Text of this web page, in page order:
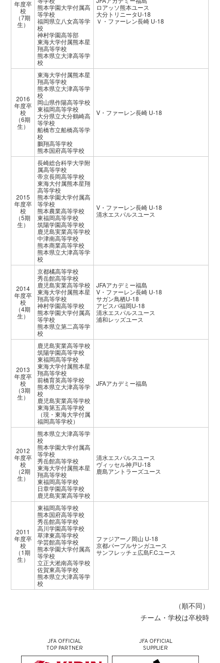
年度卒
校
（7期
生）
熊本学園大学付属高
等学校
福岡県立八女高等学
校
神村学園高等部
東海大学付属熊本星
翔高等学校
熊本県立大津高等学
校
ロアッソ熊本ユース
大分トリニータU-18
Ｖ・ファーレン長崎 U-18
2016
年度卒
校
（6期
生）
東海大学付属熊本星
翔高等学校
熊本県立大津高等学
校
岡山県作陽高等学校
東福岡高等学校
大分県立大分鶴崎高
等学校
船橋市立船橋高等学
校
鵬翔高等学校
熊本国府高等学校
V・ファーレン長崎 U-18
2015
年度卒
校
（5期
生）
長崎総合科学大学附
属高等学校
帝京長岡高等学校
東海大付属熊本星翔
高等学校
熊本学園大学付属高
等学校
熊本農業高等学校
東福岡高等学校
筑陽学園高等学校
鹿児島実業高等学校
中津南高等学校
熊本商業高等学校
熊本県立大津高等学
校
V・ファーレン長崎 U-18
清水エスパルスユース
2014
年度卒
校
（4期
生）
京都橘高等学校
秀岳館高等学校
鹿児島実業高等学校
東海大学付属熊本星
翔高等学校
神村学園高等学校
熊本学園大学付属高
等学校
熊本県立第二高等学
校
JFAアカデミー福島
V・ファーレン長崎 U-18
サガン鳥栖U-18
アビスパ福岡U-18
清水エスパルスユース
浦和レッズユース
2013
年度卒
校
（3期
生）
鹿児島実業高等学校
筑陽学園高等学校
東福岡高等学校
東海大学付属熊本星
翔高等学校
前橋育英高等学校
熊本県立大津高等学
校
鹿児島実業高等学校
東海第五高等学校
（現・東海大学付属
福岡高等学校）
JFAアカデミー福島
2012
年度卒
校
（2期
生）
熊本県立大津高等学
校
熊本学園大学付属高
等学校
秀岳館高等学校
東海大学付属熊本星
翔高等学校
東福岡高等学校
日章学園高等学校
鹿児島実業高等学校
清水エスパルスユース
ヴィッセル神戸U-18
鹿島アントラーズユース
2011
年度卒
校
（1期
生）
東福岡高等学校
熊本国府高等学校
秀岳館高等学校
高川学園高等学校
草津東高等学校
学芸館高等学校
熊本学園大学付属高
等学校
立正大淞南高等学校
佐賀東高等学校
熊本県立大津高等学
校
ファジアーノ岡山 U-18
京都パープルサンガユース
サンフレッチェ広島F.Cユース
（順不同）
チーム・学校は卒校時
JFA OFFICIAL
TOP PARTNER
JFA OFFICIAL
SUPPLIER